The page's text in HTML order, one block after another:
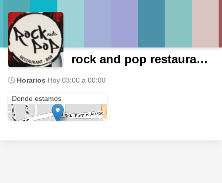
rock and pop restaurant bar
🕒 Horarios Hoy 03:00 a 00:00
Donde estamos